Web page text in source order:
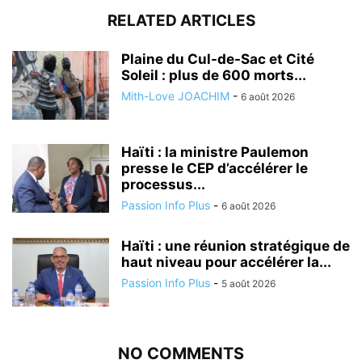
RELATED ARTICLES
Plaine du Cul-de-Sac et Cité
Soleil : plus de 600 morts...
Mith-Love JOACHIM - 6 août 2026
Haïti : la ministre Paulemon
presse le CEP d’accélérer le
processus...
Passion Info Plus - 6 août 2026
Haïti : une réunion stratégique de
haut niveau pour accélérer la...
Passion Info Plus - 5 août 2026
NO COMMENTS